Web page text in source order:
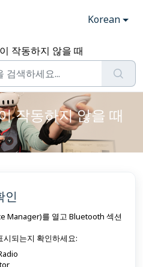
Korean
작동하지 않을 때
작동하지 않을 때
인
Manager)를 열고 Bluetooth 섹션
시되는지 확인하세요: